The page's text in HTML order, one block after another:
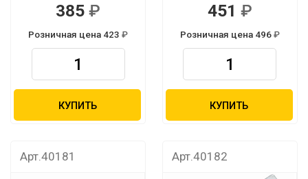
385
Розничная цена 423
КУПИТЬ
451
Розничная цена 496
КУПИТЬ
Арт.40181 Арт.40182